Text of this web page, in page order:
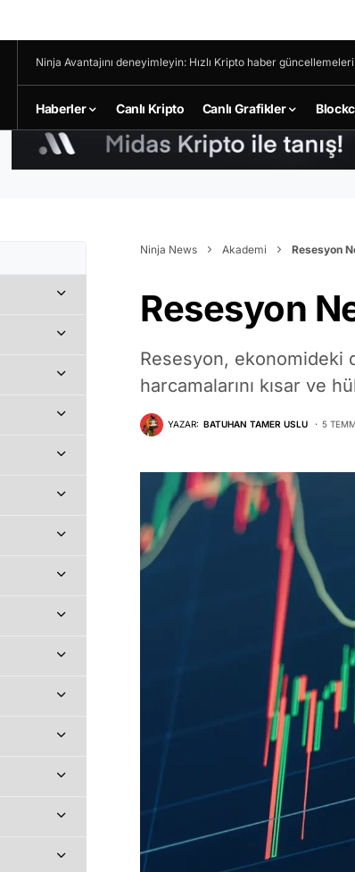
Ninja Avantajını deneyimleyin: Hızlı Kripto haber
Haberler Canlı Kripto Canlı Grafikler
Ninja News Akademi Resesyon
Resesyon
Resesyon, ekonomideki
harcamalarını kısar ve
YAZAR: BATUHAN TAMER USLU 5